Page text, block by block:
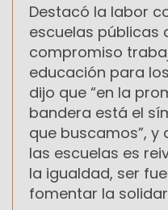
Destacó la labor
escuelas públicas
compromiso
educación para
dijo que “en la
bandera está el
que buscamos”, y
las escuelas es
la igualdad, ser
fomentar la